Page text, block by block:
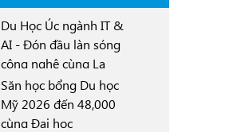
Du Học Úc ngành IT &
AI - Đón đầu làn sóng
công nghệ cùng La
Trobe University
Sydney Campus với
học bổng 30%
Săn học bổng Du học
Mỹ 2026 đến 48,000
cùng Đại học